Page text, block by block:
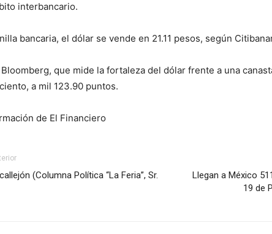
interbancario.
bancaria, el dólar se vende en 21.11 pesos, según
que mide la fortaleza del dólar frente a una
a mil 123.90 puntos.
de El Financiero
(Columna Política “La Feria”, Sr.
Llegan a México
19 de